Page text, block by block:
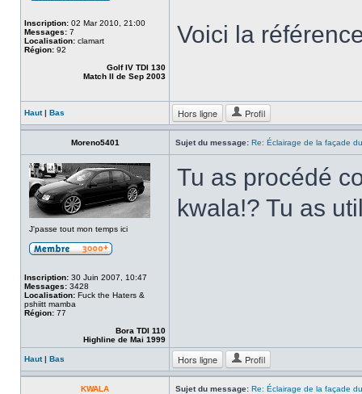
Inscription: 02 Mar 2010, 21:00
Messages: 7
Localisation: clamart
Région: 92
Golf IV TDI 130
Match II de Sep 2003
Voici la
Haut| Bas Hors ligne Profil
Moreno5401 Sujet du message: Re: Éclairage de la façade
J'passe tout mon temps ici
Inscription: 30 Juin 2007, 10:47
Messages: 3428
Localisation: Fuck the Haters &
pshiitt mamba
Région: 77
Bora TDI 110
Highline de Mai 1999
Tu as procédé
kwala!? Tu as
Haut| Bas Hors ligne Profil
KWALA Sujet du message: Re: Éclairage de la façade